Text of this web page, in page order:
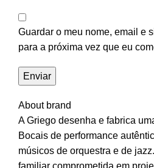
Guardar o meu nome, email e
para a próxima vez que eu
About brand
A Griego desenha e fabrica
Bocais de performance
músicos de orquestra e de
familiar comprometida em